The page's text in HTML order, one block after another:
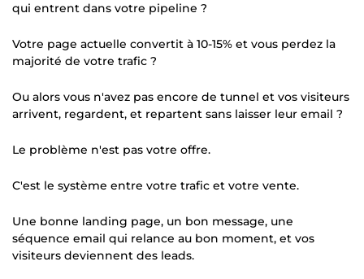
qui entrent dans votre pipeline ?
Votre page actuelle convertit à 10-15% et vous perdez la
majorité de votre trafic ?
Ou alors vous n'avez pas encore de tunnel et vos visiteurs
arrivent, regardent, et repartent sans laisser leur email ?
Le problème n'est pas votre offre.
C'est le système entre votre trafic et votre vente.
Une bonne landing page, un bon message, une
séquence email qui relance au bon moment, et vos
visiteurs deviennent des leads.